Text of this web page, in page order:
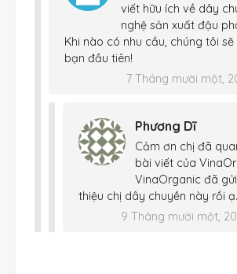
viết hữu ích về dây
nghệ sản xuất đậu
Khi nào có nhu cầu, chúng tôi sẽ
bạn đầu tiên!
7 Tháng mười một,
Phương Dĩ
Cảm ơn chị đã
bài viết của
VinaOrganic đã
thiệu chị dây chuyền này rồi
9 Tháng mười một,